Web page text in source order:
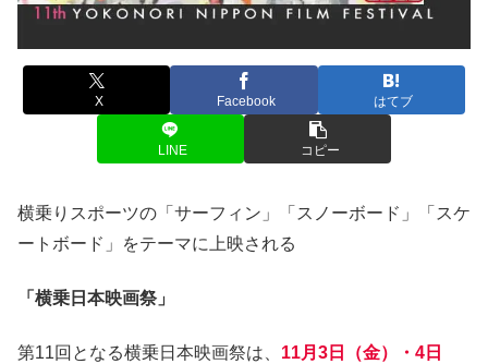
X Facebook はてブ
LINE コピー
横乗りスポーツの「サーフィン」「スノーボード」「スケ
ートボード」をテーマに上映される
「横乗日本映画祭」
第11回となる横乗日本映画祭は、 11月3日（金）・4日